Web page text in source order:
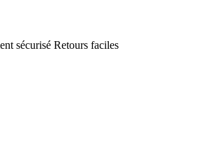
sécurisé Retours faciles